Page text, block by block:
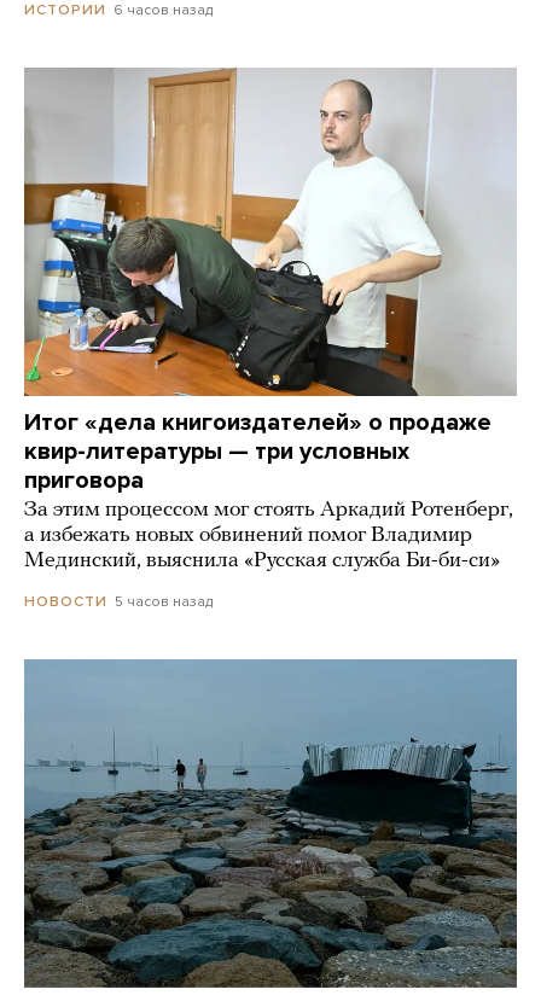
ИСТОРИИ 6 часов назад
Итог «дела книгоиздателей» о продаже
квир-литературы — три условных
приговора
За этим процессом мог стоять Аркадий Ротенберг,
а избежать новых обвинений помог Владимир
Мединский, выяснила «Русская служба Би-би-си»
НОВОСТИ 5 часов назад